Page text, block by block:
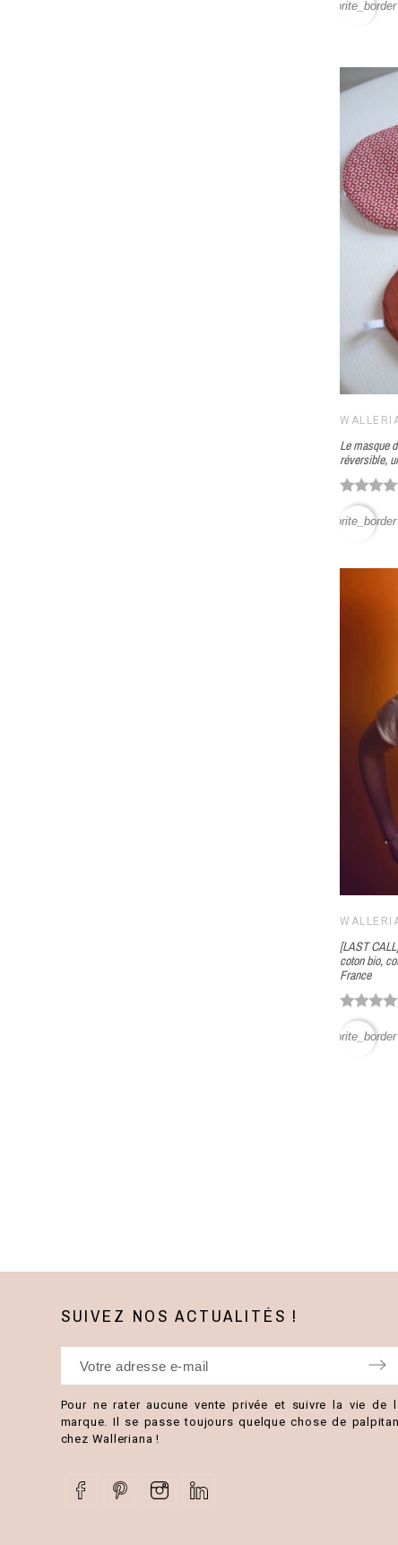
favorite_border
Le masque
réversible,
favorite_border
[LAST
coton bio,
France
favorite_border
SUIVEZ NOS ACTUALITÉS !
Pour ne rater aucune vente privée et suivre la vie de
marque. Il se passe toujours quelque chose de
chez Walleriana !